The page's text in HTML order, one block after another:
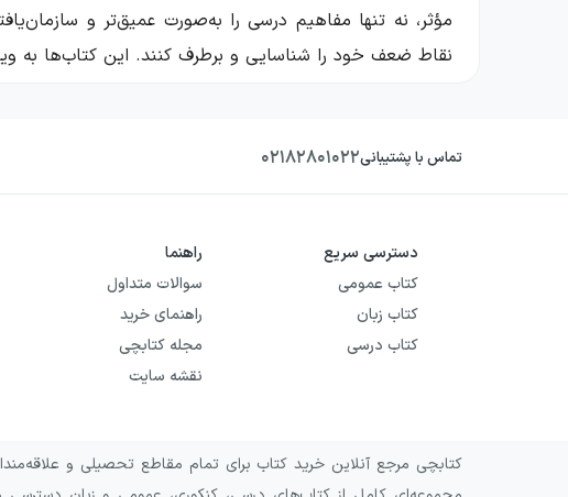
مؤثر، نه تنها مفاهیم درسی را به‌صورت عمیق‌تر و
نقاط ضعف خود را شناسایی و برطرف کنند. این کتاب‌ها به
سری کتاب‌های پرسوال توسط انتشارات
به‌عنوان
کنکور سراسری طراحی شده است. این کتاب‌ها با هدف تسهیل
ویژگی‌های کلی سری کتاب‌های پرسوال
درسنامه‌های نموداری و طبقه‌بندی شده:
درسنامه‌های این کتاب‌ها به‌صورت نموداری و طبقه‌بندی
پوشش کامل تصاویر و نمودارهای کتاب درسی:
تماس با پشتیبانی۰۲۱۸۲۸۰۱۰۲۲
دسترسی سریع
کتاب عمومی
کتاب زبان
کتاب درسی
راهنما
سوالات متداول
راهنمای خرید
مجله کتابچی
نقشه سایت
کتابچی مرجع آنلاین خرید کتاب برای تمام مقاطع تحصیلی و